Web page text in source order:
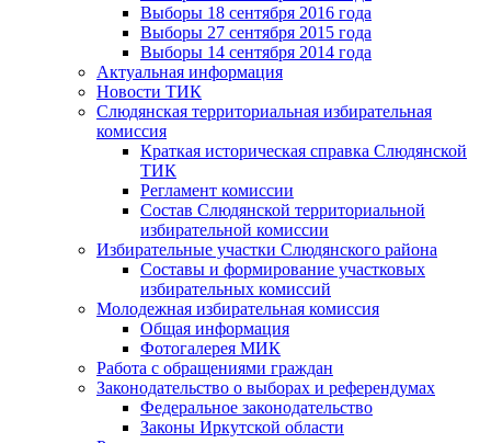
Выборы 18 сентября 2016 года
Выборы 27 сентября 2015 года
Выборы 14 сентября 2014 года
Актуальная информация
Новости ТИК
Слюдянская территориальная избирательная
комиссия
Краткая историческая справка Слюдянской
ТИК
Регламент комиссии
Состав Слюдянской территориальной
избирательной комиссии
Избирательные участки Слюдянского района
Составы и формирование участковых
избирательных комиссий
Молодежная избирательная комиссия
Общая информация
Фотогалерея МИК
Работа с обращениями граждан
Законодательство о выборах и референдумах
Федеральное законодательство
Законы Иркутской области